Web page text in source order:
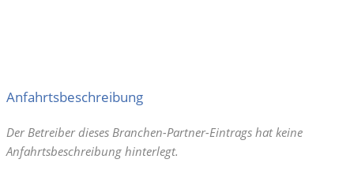
Anfahrtsbeschreibung
Der Betreiber dieses Branchen-Partner-Eintrags hat keine
Anfahrtsbeschreibung hinterlegt.